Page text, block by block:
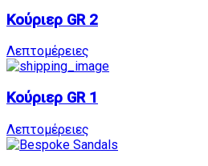
Κούριερ GR 2
Λεπτομέρειες
Κούριερ GR 1
Λεπτομέρειες